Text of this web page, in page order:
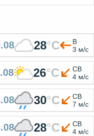
28°C
В
3 м/с
26°C
СВ
4 м/с
30°C
СВ
7 м/с
28°C
СВ
4 м/с